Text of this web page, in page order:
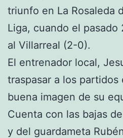
triunfo en La Rosaleda
Liga, cuando el pasado
al Villarreal (2-0).
El entrenador local,
traspasar a los partidos
buena imagen de su
Cuenta con las bajas
y del guardameta